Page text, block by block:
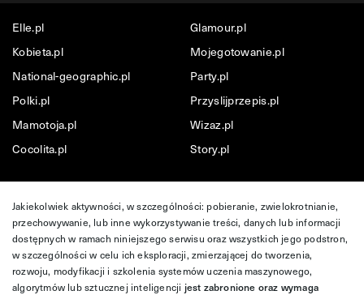
Elle.pl
Glamour.pl
Kobieta.pl
Mojegotowanie.pl
National-geographic.pl
Party.pl
Polki.pl
Przyslijprzepis.pl
Mamotoja.pl
Wizaz.pl
Cocolita.pl
Story.pl
Jakiekolwiek aktywności, w szczególności: pobieranie, zwielokrotnianie,
przechowywanie, lub inne wykorzystywanie treści, danych lub informacji
dostępnych w ramach niniejszego serwisu oraz wszystkich jego podstron,
w szczególności w celu ich eksploracji, zmierzającej do tworzenia,
rozwoju, modyfikacji i szkolenia systemów uczenia maszynowego,
algorytmów lub sztucznej inteligencji jest zabronione oraz wymaga